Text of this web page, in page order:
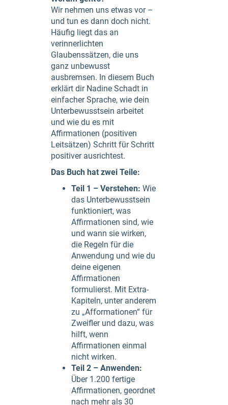
Wir nehmen uns etwas vor –
und tun es dann doch nicht.
Häufig liegt das an
verinnerlichten
Glaubenssätzen, die uns
ganz unbewusst
ausbremsen. In diesem Buch
erklärt dir Nadine Schadt in
einfacher Sprache, wie dein
Unterbewusstsein arbeitet
und wie du es mit
Affirmationen (positiven
Leitsätzen) Schritt für Schritt
positiver ausrichtest.
Das Buch hat zwei Teile:
Teil 1 – Verstehen: Wie
das Unterbewusstsein
funktioniert, was
Affirmationen sind, wie
und wann sie wirken,
die Regeln für die
Anwendung und wie du
deine eigenen
Affirmationen
formulierst. Mit Extra-
Kapiteln, unter anderem
zu „Afformationen“ für
Zweifler und dazu, was
hilft, wenn
Affirmationen einmal
nicht wirken.
Teil 2 – Anwenden:
Über 1.200 fertige
Affirmationen, geordnet
nach mehr als 30